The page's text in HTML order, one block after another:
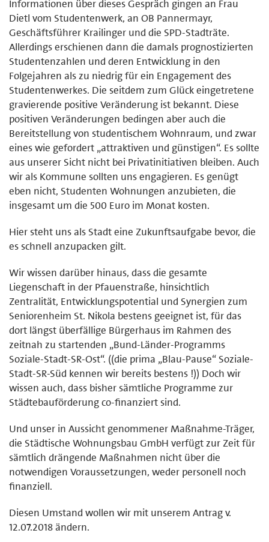
Informationen über dieses Gespräch gingen an Frau
Dietl vom Studentenwerk, an OB Pannermayr,
Geschäftsführer Krailinger und die SPD-Stadträte.
Allerdings erschienen dann die damals prognostizierten
Studentenzahlen und deren Entwicklung in den
Folgejahren als zu niedrig für ein Engagement des
Studentenwerkes. Die seitdem zum Glück eingetretene
gravierende positive Veränderung ist bekannt. Diese
positiven Veränderungen bedingen aber auch die
Bereitstellung von studentischem Wohnraum, und zwar
eines wie gefordert „attraktiven und günstigen“. Es sollte
aus unserer Sicht nicht bei Privatinitiativen bleiben. Auch
wir als Kommune sollten uns engagieren. Es genügt
eben nicht, Studenten Wohnungen anzubieten, die
insgesamt um die 500 Euro im Monat kosten.
Hier steht uns als Stadt eine Zukunftsaufgabe bevor, die
es schnell anzupacken gilt.
Wir wissen darüber hinaus, dass die gesamte
Liegenschaft in der Pfauenstraße, hinsichtlich
Zentralität, Entwicklungspotential und Synergien zum
Seniorenheim St. Nikola bestens geeignet ist, für das
dort längst überfällige Bürgerhaus im Rahmen des
zeitnah zu startenden „Bund-Länder-Programms
Soziale-Stadt-SR-Ost“. ((die prima „Blau-Pause“ Soziale-
Stadt-SR-Süd kennen wir bereits bestens !)) Doch wir
wissen auch, dass bisher sämtliche Programme zur
Städtebauförderung co-finanziert sind.
Und unser in Aussicht genommener Maßnahme-Träger,
die Städtische Wohnungsbau GmbH verfügt zur Zeit für
sämtlich drängende Maßnahmen nicht über die
notwendigen Voraussetzungen, weder personell noch
finanziell.
Diesen Umstand wollen wir mit unserem Antrag v.
12.07.2018 ändern.